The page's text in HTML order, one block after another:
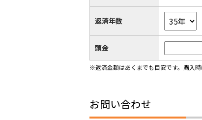
返済年数
頭金
※返済金額はあくまでも目安です。購入時
お問い合わせ